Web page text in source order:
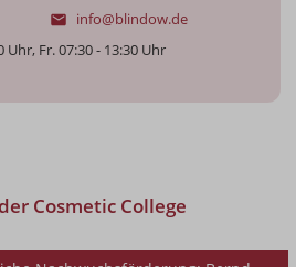
info@blindow.de
Uhr, Fr. 07:30 - 13:30 Uhr
Cosmetic College